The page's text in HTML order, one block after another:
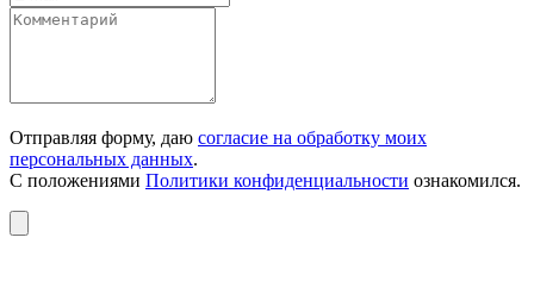
Отправляя форму, даю согласие на обработку моих
персональных данных.
С положениями Политики конфиденциальности ознакомился.